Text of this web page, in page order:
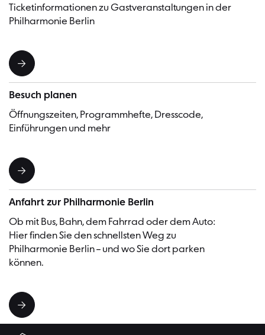
Ticketinformationen zu Gastveranstaltungen in der
Philharmonie Berlin
Besuch planen
Öffnungszeiten, Programmhefte, Dresscode,
Einführungen und mehr
Anfahrt zur Philharmonie Berlin
Ob mit Bus, Bahn, dem Fahrrad oder dem Auto:
Hier finden Sie den schnellsten Weg zu
Philharmonie Berlin – und wo Sie dort parken
können.